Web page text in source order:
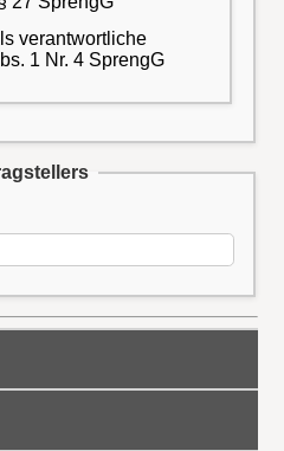
verantwortliche
1 Nr. 4 SprengG